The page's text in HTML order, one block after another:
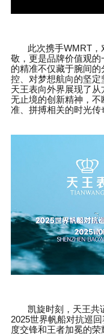
此次携手WMRT，
敬，更是品牌价值观
的精准不仅藏于腕间
控、对梦想航向的坚定
天王表向外界展现了
无止境的创新精神，
准、拼搏相关的时光传
凯旋时刻，天王共
2025世界帆船对抗巡回
度交锋和王者加冕的